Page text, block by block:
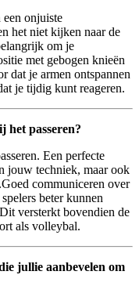
onjuiste
het niet kijken naar de
⁤om je
met gebogen ⁢knieën
dat⁤ je armen ‌ontspannen
je ⁤tijdig kunt reageren.
het passeren?
Een perfecte
jouw techniek, ⁣maar ⁢ook
communiceren over
beter ⁤kunnen
versterkt bovendien de
als volleybal.
jullie aanbevelen om